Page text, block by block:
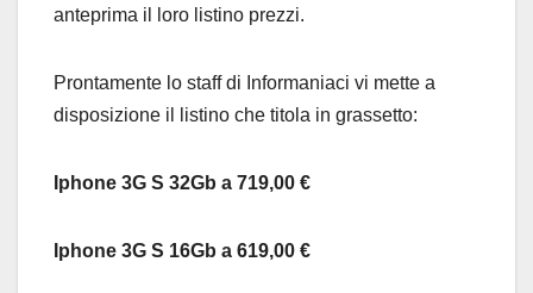
anteprima il loro listino prezzi.
Prontamente lo staff di Informaniaci vi mette a
disposizione il listino che titola in grassetto:
Iphone 3G S 32Gb a 719,00 €
Iphone 3G S 16Gb a 619,00 €